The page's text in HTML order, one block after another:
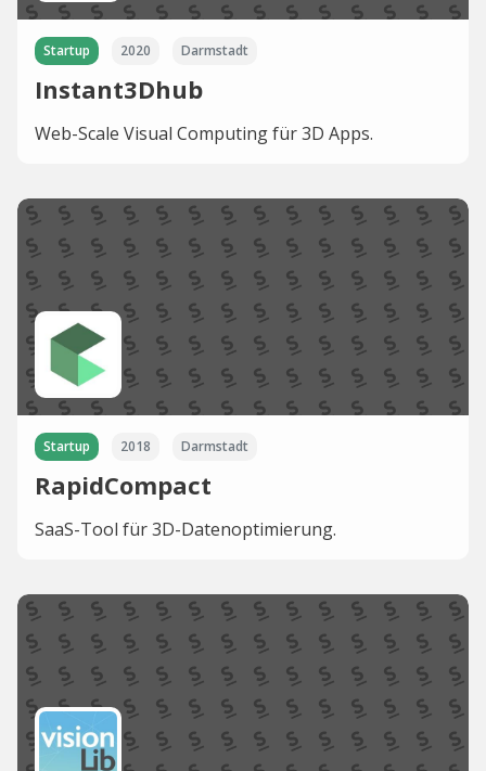
Startup 2020 Darmstadt
Instant3Dhub
Web-Scale Visual Computing für 3D Apps.
Startup 2018 Darmstadt
RapidCompact
SaaS-Tool für 3D-Datenoptimierung.